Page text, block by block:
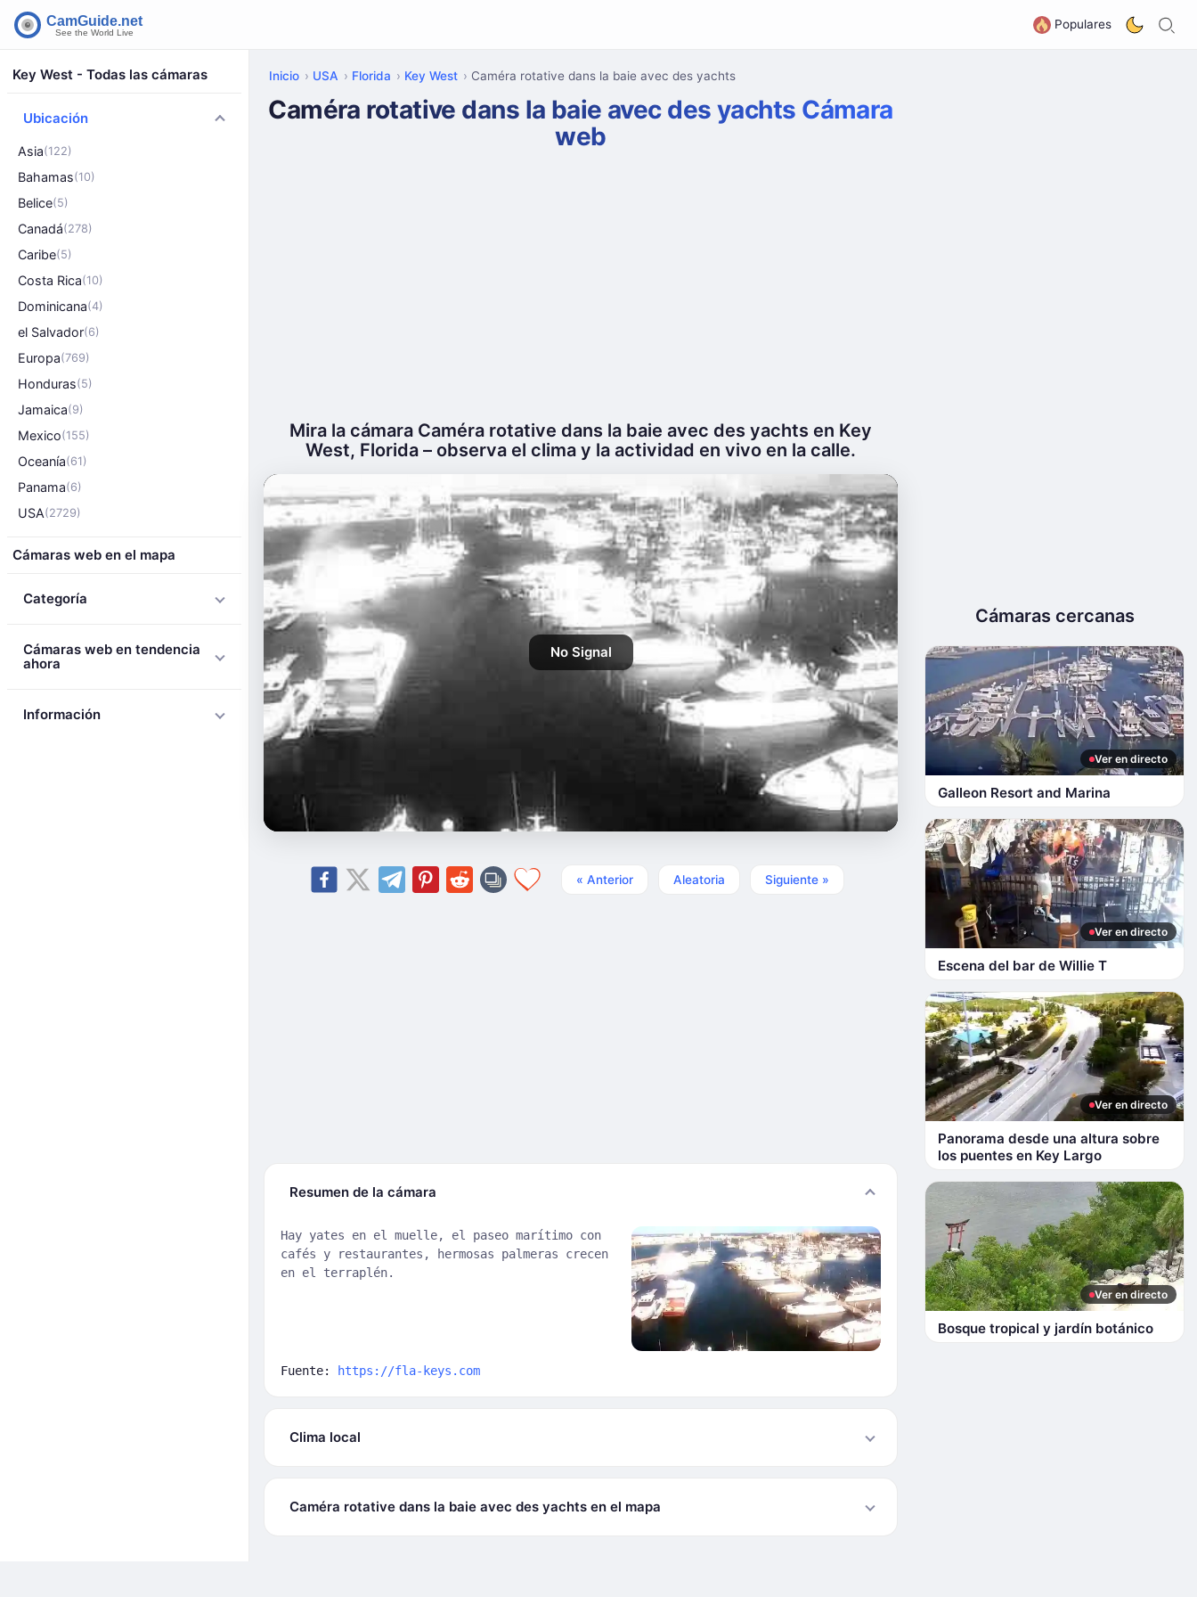
Populares
Key West - Todas las cámaras
Ubicación
Asia(122)
Bahamas(10)
Belice(5)
Canadá(278)
Caribe(5)
Costa Rica(10)
Dominicana(4)
el Salvador(6)
Europa(769)
Honduras(5)
Jamaica(9)
Mexico(155)
Oceanía(61)
Panama(6)
USA(2729)
Cámaras web en el mapa
Categoría
Cámaras web en tendencia
ahora
Información
Inicio USA Florida Key West Caméra rotative dans la baie avec des yachts
Caméra rotative dans la baie avec des yachts Cámara
web
Mira la cámara Caméra rotative dans la baie avec des yachts en Key
West, Florida – observa el clima y la actividad en vivo en la calle.
No Signal
« Anterior Aleatoria Siguiente »
Resumen de la cámara
Hay yates en el muelle, el paseo marítimo con
cafés y restaurantes, hermosas palmeras crecen
en el terraplén.
Fuente: https://fla-keys.com
Clima local
Caméra rotative dans la baie avec des yachts en el mapa
Cámaras cercanas
Ver en directo
Galleon Resort and Marina
Ver en directo
Escena del bar de Willie T
Ver en directo
Panorama desde una altura sobre
los puentes en Key Largo
Ver en directo
Bosque tropical y jardín botánico